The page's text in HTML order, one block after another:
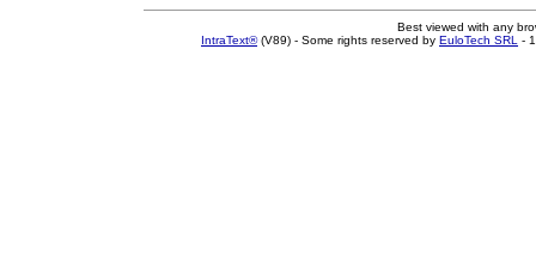
Best viewed with any
IntraText®(V89) - Some rights reserved by EuloTech SRL -